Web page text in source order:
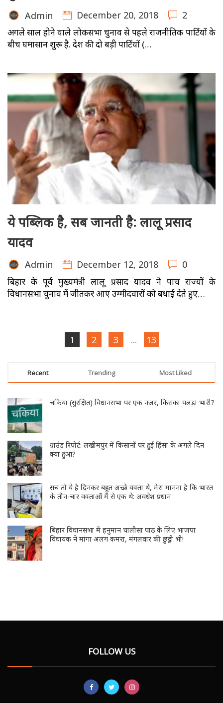
Admin December 20, 2018 2
अगले साल होने वाले लोकसभा चुनाव से पहले राजनीतिक पार्टियों के
बीच घमासान शुरू है. देश की दो बड़ी पार्टियों (…
ये पब्लिक है, सब जानती है: लालू प्रसाद
यादव
Admin December 12, 2018 0
बिहार के पूर्व मुख्यमंत्री लालू प्रसाद यादव ने पांच राज्यों के
विधानसभा चुनाव में जीतकर आए उम्मीदवारों को बधाई देते हुए…
1 2 3 ... 13
Recent Trending Most Liked
चकिया (सुरक्षित) विधानसभा पर एक नजर, किसका पलड़ा भारी?
ग्राउंड रिपोर्ट: लखीमपुर में किसानों पर हुई हिंसा के अगले दिन
क्या हुआ?
सच तो ये है दिनकर बहुत अच्छे वक्ता थे, मेरा मानना है कि भारत
के तीन-चार वक्ताओं में से एक थे: अवधेश प्रधान
बिहार विधानसभा में हनुमान चालीसा पाठ के लिए भाजपा
विधायक ने मांगा अलग कमरा, मंगलवार की छुट्टी भी!
FOLLOW US